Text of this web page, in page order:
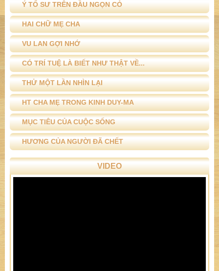
Ý TỔ SƯ TRÊN ĐẦU NGỌN CỎ
HAI CHỮ MẸ CHA
VU LAN GỢI NHỚ
CÓ TRÍ TUỆ LÀ BIẾT NHƯ THẬT VỀ...
THỬ MỘT LẦN NHÌN LẠI
HT CHA MẸ TRONG KINH DUY-MA
MỤC TIÊU CỦA CUỘC SỐNG
HƯƠNG CỦA NGƯỜI ĐÃ CHẾT
VIDEO